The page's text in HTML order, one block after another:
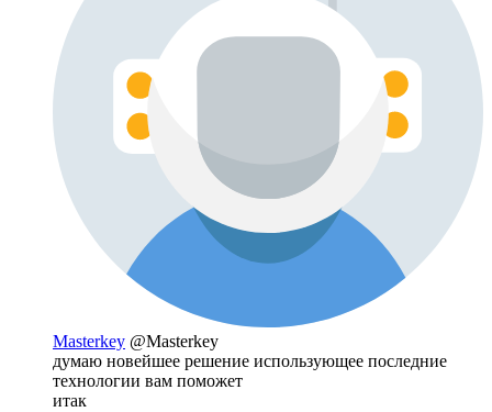
Masterkey @Masterkey
думаю новейшее решение использующее последние
технологии вам поможет
итак